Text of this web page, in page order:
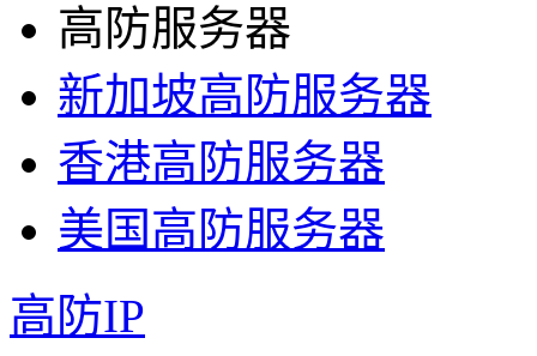
高防服务器
新加坡高防服务器
香港高防服务器
美国高防服务器
高防IP